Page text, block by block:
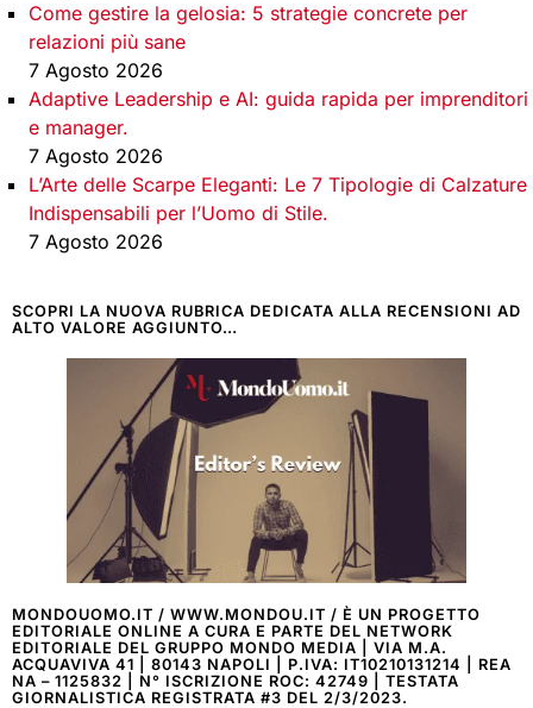
Come gestire la gelosia: 5 strategie concrete per
relazioni più sane
7 Agosto 2026
Adaptive Leadership e AI: guida rapida per imprenditori
e manager.
7 Agosto 2026
L’Arte delle Scarpe Eleganti: Le 7 Tipologie di Calzature
Indispensabili per l’Uomo di Stile.
7 Agosto 2026
SCOPRI LA NUOVA RUBRICA DEDICATA ALLA RECENSIONI AD
ALTO VALORE AGGIUNTO…
MONDOUOMO.IT / WWW.MONDOU.IT / È UN PROGETTO
EDITORIALE ONLINE A CURA E PARTE DEL NETWORK
EDITORIALE DEL GRUPPO MONDO MEDIA | VIA M.A.
ACQUAVIVA 41 | 80143 NAPOLI | P.IVA: IT10210131214 | REA
NA – 1125832 | N° ISCRIZIONE ROC: 42749 | TESTATA
GIORNALISTICA REGISTRATA #3 DEL 2/3/2023.